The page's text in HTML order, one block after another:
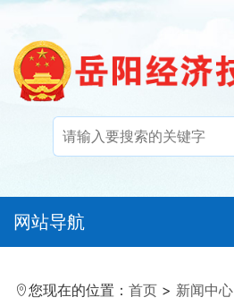
网站导航
您现在的位置： 首页 > 新闻中心